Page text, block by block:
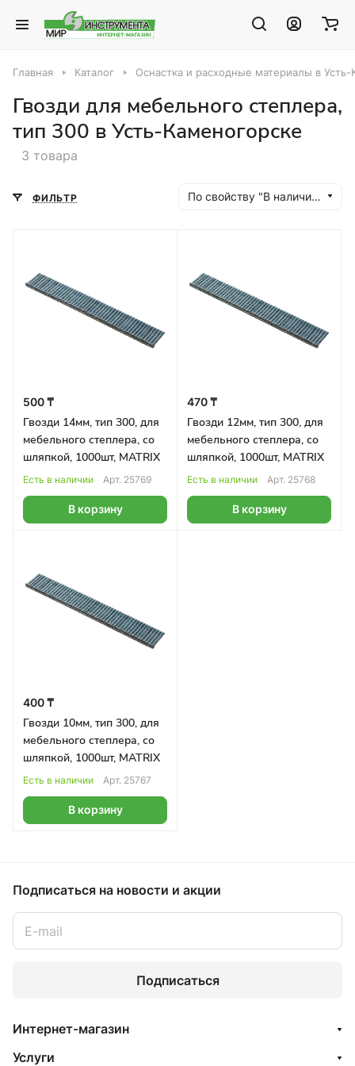
Главная Каталог Оснастка и расходные материалы в Усть-
Гвозди для мебельного степлера,
тип 300 в Усть-Каменогорске
3 товара
ФИЛЬТР По свойству "В наличии" (убывание)
500 ₸
Гвозди 14мм, тип 300, для
мебельного степлера, со
шляпкой, 1000шт, MATRIX
Есть в наличии Арт. 25769
В корзину
470 ₸
Гвозди 12мм, тип 300, для
мебельного степлера, со
шляпкой, 1000шт, MATRIX
Есть в наличии Арт. 25768
В корзину
400 ₸
Гвозди 10мм, тип 300, для
мебельного степлера, со
шляпкой, 1000шт, MATRIX
Есть в наличии Арт. 25767
В корзину
Подписаться на новости и акции
Подписаться
Интернет-магазин
Услуги